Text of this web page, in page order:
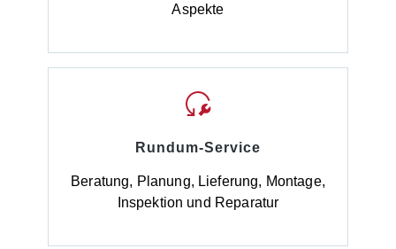
Aspekte
Rundum-Service
Beratung, Planung, Lieferung, Montage,
Inspektion und Reparatur